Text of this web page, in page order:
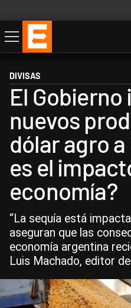
Economía
Política
Internacional
Actualidad
Descargá la App
DIVISAS
El Gobierno
nuevos
dólar agro
es el
economía?
“La sequía está
aseguran que las
economía argentina
Luis Machado, editor